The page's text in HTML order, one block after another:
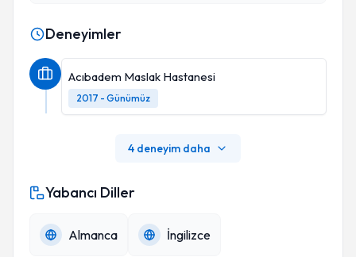
Deneyimler
Acıbadem Maslak Hastanesi
2017 - Günümüz
4 deneyim daha
Yabancı Diller
Almanca İngilizce